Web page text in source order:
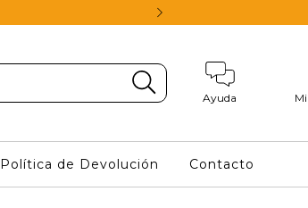
Ayuda
Política de Devolución Contacto